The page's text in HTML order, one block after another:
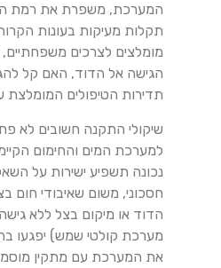
המערכת, משפרת את רמת היעילות
תקלות מעיקות בעונות הקרות. לכן,
מומלצים לצרכים משפחתיים, כדאי
הגישה אל הדוד, האם קל להגיע
תדירות הטיפולים המומלצת על ידי
שיקולי התקנה חשובים לא פחות:
למערכת המים והחימום הקיימת,
נכונה תשפיע ישירות על השאלה
חסכוני, משום שאיבודי חום בצנרת,
הדוד או מיקום בצל ללא גישה
מערכת קולטי שמש) יפגעו בתפוקה
את המערכת עם מתקין מוסמך